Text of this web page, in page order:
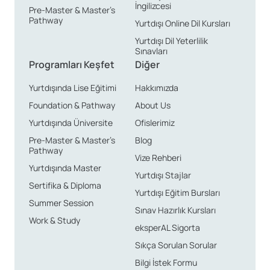
güvenli olması, yaşam maliyetlerinin büyük şehirlere
nazaran düşük sayılması sebebiyle Almanca dilini
öğrenmek ve geliştirmek isteyen insanların tercihleri
arasındadır.
Pre-Master & Master’s
Pathway
İngilizcesi
Yurtdışı Online Dil Kursları
Yurtdışı Dil Yeterlilik
Sınavları
Programları Keşfet
Yurtdışında Lise Eğitimi
Foundation & Pathway
Yurtdışında Üniversite
Pre-Master & Master’s
Pathway
Yurtdışında Master
Sertifika & Diploma
Summer Session
Work & Study
Diğer
Hakkımızda
About Us
Ofislerimiz
Blog
Vize Rehberi
Yurtdışı Stajlar
Yurtdışı Eğitim Bursları
Sınav Hazırlık Kursları
eksperAL Sigorta
Sıkça Sorulan Sorular
Bilgi İstek Formu